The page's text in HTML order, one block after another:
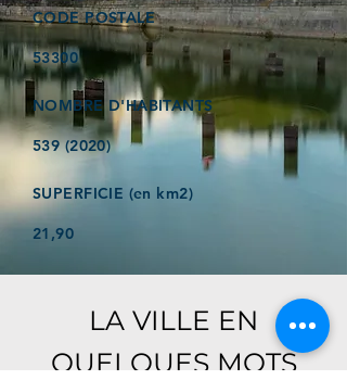
CODE POSTALE
53300
NOMBRE D'HABITANTS
539 (2020)
SUPERFICIE (en km2)
21,90
LA VILLE EN
QUELQUES MOTS